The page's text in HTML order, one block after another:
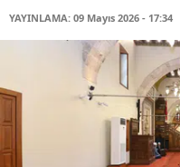
YAYINLAMA: 09 Mayıs 2026 - 17:34